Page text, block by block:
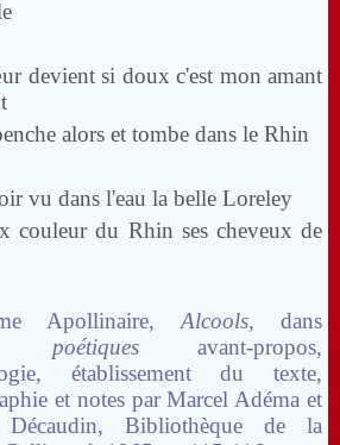
devient si doux c'est mon amant
alors et tombe dans le Rhin
vu dans l'eau la belle Loreley
couleur du Rhin ses cheveux de
Apollinaire,Alcools, dans
poétiques avant-propos,
établissement du texte,
et notes par Marcel Adéma et
Bibliothèque de la